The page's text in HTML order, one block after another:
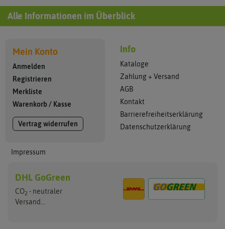
Alle Informationen im Überblick
Mein Konto
Anmelden
Registrieren
Merkliste
Warenkorb/ Kasse
Vertrag widerrufen
Impressum
Info
Kataloge
Zahlung + Versand
AGB
Kontakt
Barrierefreiheitserklärung
Datenschutzerklärung
DHL GoGreen
CO2 - neutraler
Versand...